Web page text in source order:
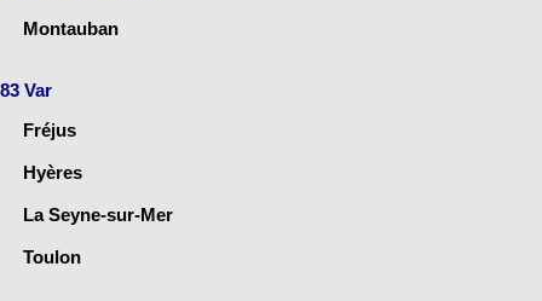
Montauban
83 Var
Fréjus
Hyères
La Seyne-sur-Mer
Toulon